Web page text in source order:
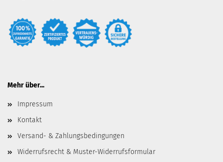
Mehr über...
Impressum
Kontakt
Versand- & Zahlungsbedingungen
Widerrufsrecht & Muster-Widerrufsformular